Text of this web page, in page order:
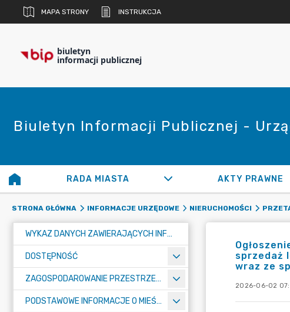
MAPA STRONY INSTRUKCJA
biuletyn
informacji publicznej
Biuletyn Informacji Publicznej -
RADA MIASTA AKTY PRAWNE
STRONA GŁÓWNA INFORMACJE URZĘDOWE NIERUCHOMOŚCI
WYKAZ DANYCH ZAWIERAJĄCYCH INFORMACJE O ŚRODOWISKU I JEGO OCHRONIE
DOSTĘPNOŚĆ
ZAGOSPODAROWANIE PRZESTRZENNE
PODSTAWOWE INFORMACJE O MIEŚCIE
sprzedaż
wraz ze
2026-06-02